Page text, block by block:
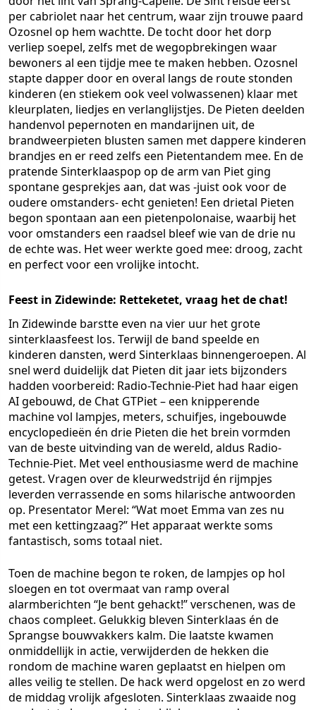
per cabriolet naar het centrum, waar zijn trouwe paard
Ozosnel op hem wachtte. De tocht door het dorp
verliep soepel, zelfs met de wegopbrekingen waar
bewoners al een tijdje mee te maken hebben. Ozosnel
stapte dapper door en overal langs de route stonden
kinderen (en stiekem ook veel volwassenen) klaar met
kleurplaten, liedjes en verlanglijstjes. De Pieten deelden
handenvol pepernoten en mandarijnen uit, de
brandweerpieten blusten samen met dappere kinderen
brandjes en er reed zelfs een Pietentandem mee. En de
pratende Sinterklaaspop op de arm van Piet ging
spontane gesprekjes aan, dat was -juist ook voor de
oudere omstanders- echt genieten! Een drietal Pieten
begon spontaan aan een pietenpolonaise, waarbij het
voor omstanders een raadsel bleef wie van de drie nu
de echte was. Het weer werkte goed mee: droog, zacht
en perfect voor een vrolijke intocht.
Feest in Zidewinde: Retteketet, vraag het de chat!
In Zidewinde barstte even na vier uur het grote
sinterklaasfeest los. Terwijl de band speelde en
kinderen dansten, werd Sinterklaas binnengeroepen. Al
snel werd duidelijk dat Pieten dit jaar iets bijzonders
hadden voorbereid: Radio-Technie-Piet had haar eigen
AI gebouwd, de Chat GTPiet – een knipperende
machine vol lampjes, meters, schuifjes, ingebouwde
encyclopedieën én drie Pieten die het brein vormden
van de beste uitvinding van de wereld, aldus Radio-
Technie-Piet. Met veel enthousiasme werd de machine
getest. Vragen over de kleurwedstrijd én rijmpjes
leverden verrassende en soms hilarische antwoorden
op. Presentator Merel: “Wat moet Emma van zes nu
met een kettingzaag?” Het apparaat werkte soms
fantastisch, soms totaal niet.
Toen de machine begon te roken, de lampjes op hol
sloegen en tot overmaat van ramp overal
alarmberichten “Je bent gehackt!” verschenen, was de
chaos compleet. Gelukkig bleven Sinterklaas én de
Sprangse bouwvakkers kalm. Die laatste kwamen
onmiddellijk in actie, verwijderden de hekken die
rondom de machine waren geplaatst en hielpen om
alles veilig te stellen. De hack werd opgelost en zo werd
de middag vrolijk afgesloten. Sinterklaas zwaaide nog